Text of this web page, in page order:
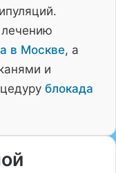
в Москве, а
и
блокада